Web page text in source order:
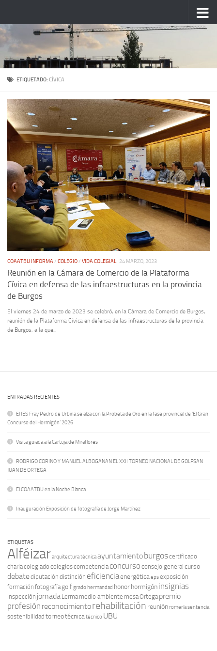
ETIQUETADO: CÍVICA
COAATBU INFORMA / COLEGIO / VIDA COLEGIAL 24 MARZO, 2023
Reunión en la Cámara de Comercio de la Plataforma
Cívica en defensa de las infraestructuras en la provincia
de Burgos
El viernes 24 de marzo de 2023 se celebró, en la Cámara de Comercio de Burgos,
reunión de la Plataforma Cívica en defensa de las infraestructuras de la provincia
de Burgos, a la que...
ENTRADAS RECIENTES
El IES Fray Pedro de Urbina se alza con la Probeta de Oro en la fase provincial de ‘El Gran
Concurso del Hormigón’ 2026
Visita guiada a la Cartuja de Miraflores
RODRIGO CORINO Y MANUEL ALBOGANAN EL XXII TORNEO NACIONAL DE GOLFSAN
JUAN DE ORTEGA
El COAATBU en la Noche Blanca
Inauguración Exposición de fotografía de Jorge Martínez
ETIQUETAS
Alféizararquitectura técnicaayuntamientoburgoscertificado
charlacolegiado colegioscompetencia concurso consejo general curso
debatediputación distinción eficienciaenergéticaepsexposición
formación fotografía golfgradohermandad honorhormigóninsignias
inspección jornada Lerma medio ambiente mesaOrtega premio
profesión reconocimientorehabilitación reuniónromeríasentencia
sostenibilidad torneotécnicatécnico UBU